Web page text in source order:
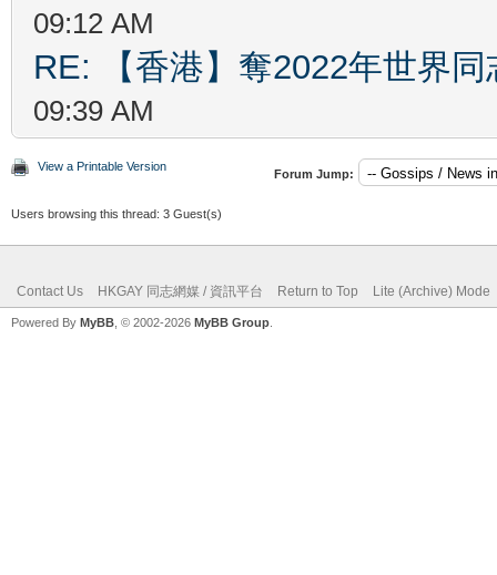
09:12 AM
RE: 【香港】奪2022年世界
09:39 AM
View a Printable Version
Forum Jump:
Users browsing this thread: 3 Guest(s)
Contact Us HKGAY 同志網媒 / 資訊平台 Return to Top Lite (Archive) Mode
Powered By MyBB , © 2002-2026 MyBB Group